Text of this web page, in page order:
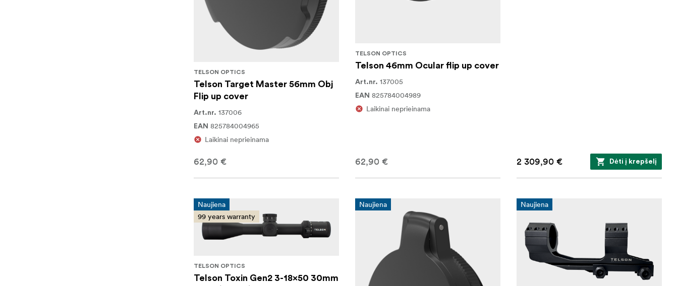
TELSON OPTICS
Telson Target Master 56mm Obj
Flip up cover
Art.nr. 137006
EAN 825784004965
Laikinai neprieinama
62,90 €
TELSON OPTICS
Telson 46mm Ocular flip up cover
Art.nr. 137005
EAN 825784004989
Laikinai neprieinama
62,90 € 2 309,90 € Dėti į krepšelį
Naujiena
99 years warranty
TELSON OPTICS
Telson Toxin Gen2 3-18x50 30mm
Naujiena Naujiena